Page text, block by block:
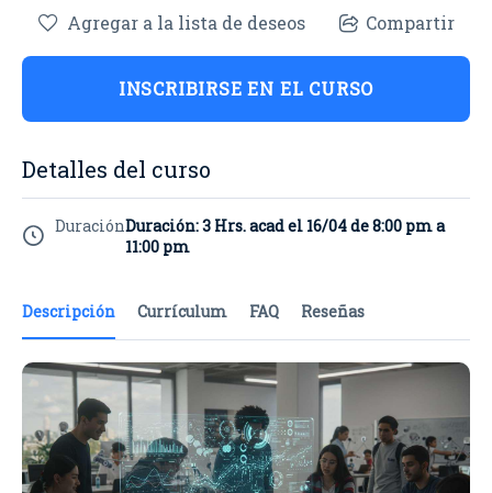
Descripción Currículum FAQ Reseñas
Agregar a la lista de deseos Compartir
INSCRIBIRSE EN EL CURSO
Detalles del curso
DuraciónDuración: 3 Hrs. acad el 16/04 de 8:00 pm a
11:00 pm